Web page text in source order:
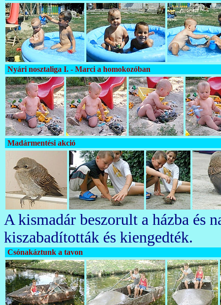
Nyári nosztaliga I. - Marci a homokozóban
Madármentési akció
A kismadár beszorult a házba és
kiszabadították és kiengedték.
Csónakáztunk a tavon